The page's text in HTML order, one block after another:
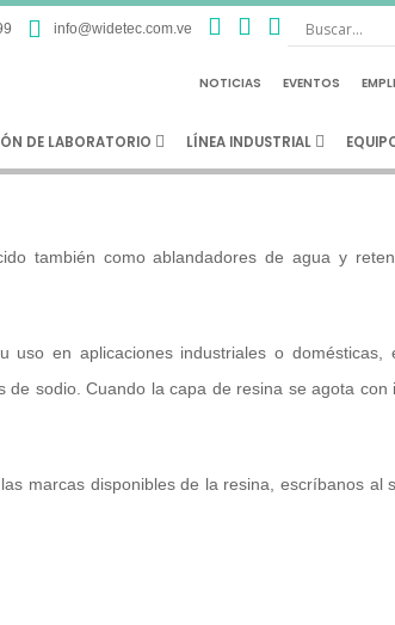
info@widetec.com.ve
NOTICIAS EVENTOS
DE LABORATORIO LÍNEA INDUSTRIAL
Resina
también como ablandadores de agua y
en aplicaciones industriales o domésticas,
sodio. Cuando la capa de resina se agota con
marcas disponibles de la resina, escríbanos al